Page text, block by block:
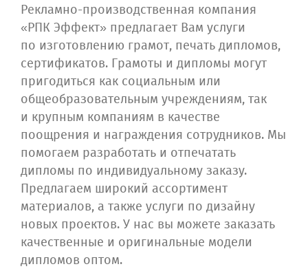
Рекламно-производственная компания
«РПК Эффект» предлагает Вам услуги
по изготовлению грамот, печать дипломов,
сертификатов. Грамоты и дипломы могут
пригодиться как социальным или
общеобразовательным учреждениям, так
и крупным компаниям в качестве
поощрения и награждения сотрудников. Мы
помогаем разработать и отпечатать
дипломы по индивидуальному заказу.
Предлагаем широкий ассортимент
материалов, а также услуги по дизайну
новых проектов. У нас вы можете заказать
качественные и оригинальные модели
дипломов оптом.